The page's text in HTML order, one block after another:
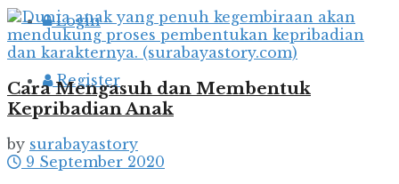
Login
Register
Cara Mengasuh dan Membentuk
Kepribadian Anak
by surabayastory
9 September 2020